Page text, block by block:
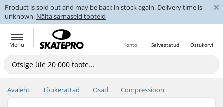
Product is sold out and may be back in stock again. Delivery time is
unknown. Näita sarnaseid tooteid
×
Menu Ostukorvi
Salvestatud
Konto
Avaleht Tõukerattad Osad Compressioon